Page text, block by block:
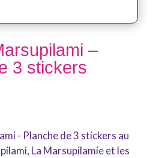
–
3 stickers
- Planche de 3 stickers au
La Marsupilamie et les